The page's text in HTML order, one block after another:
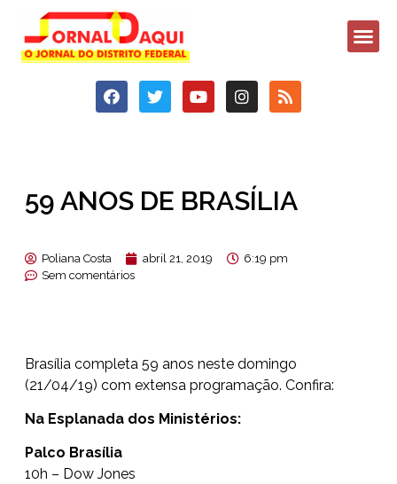
59 ANOS DE BRASÍLIA
Poliana Costa abril 21, 2019
6:19 pm
Sem comentários
Brasília completa 59 anos neste domingo
(21/04/19) com extensa programação. Confira:
Na Esplanada dos Ministérios:
Palco Brasília
10h – Dow Jones